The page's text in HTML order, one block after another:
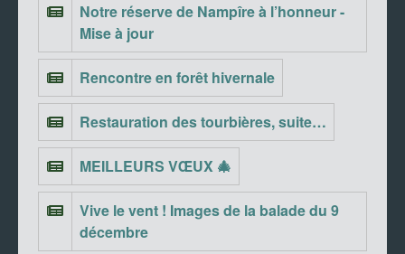
Notre réserve de Nampîre à l’honneur -
Mise à jour
Rencontre en forêt hivernale
Restauration des tourbières, suite…
MEILLEURS VŒUX 🎄
Vive le vent ! Images de la balade du 9
décembre